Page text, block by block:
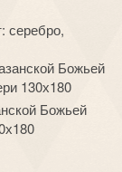
серебро,
Божьей